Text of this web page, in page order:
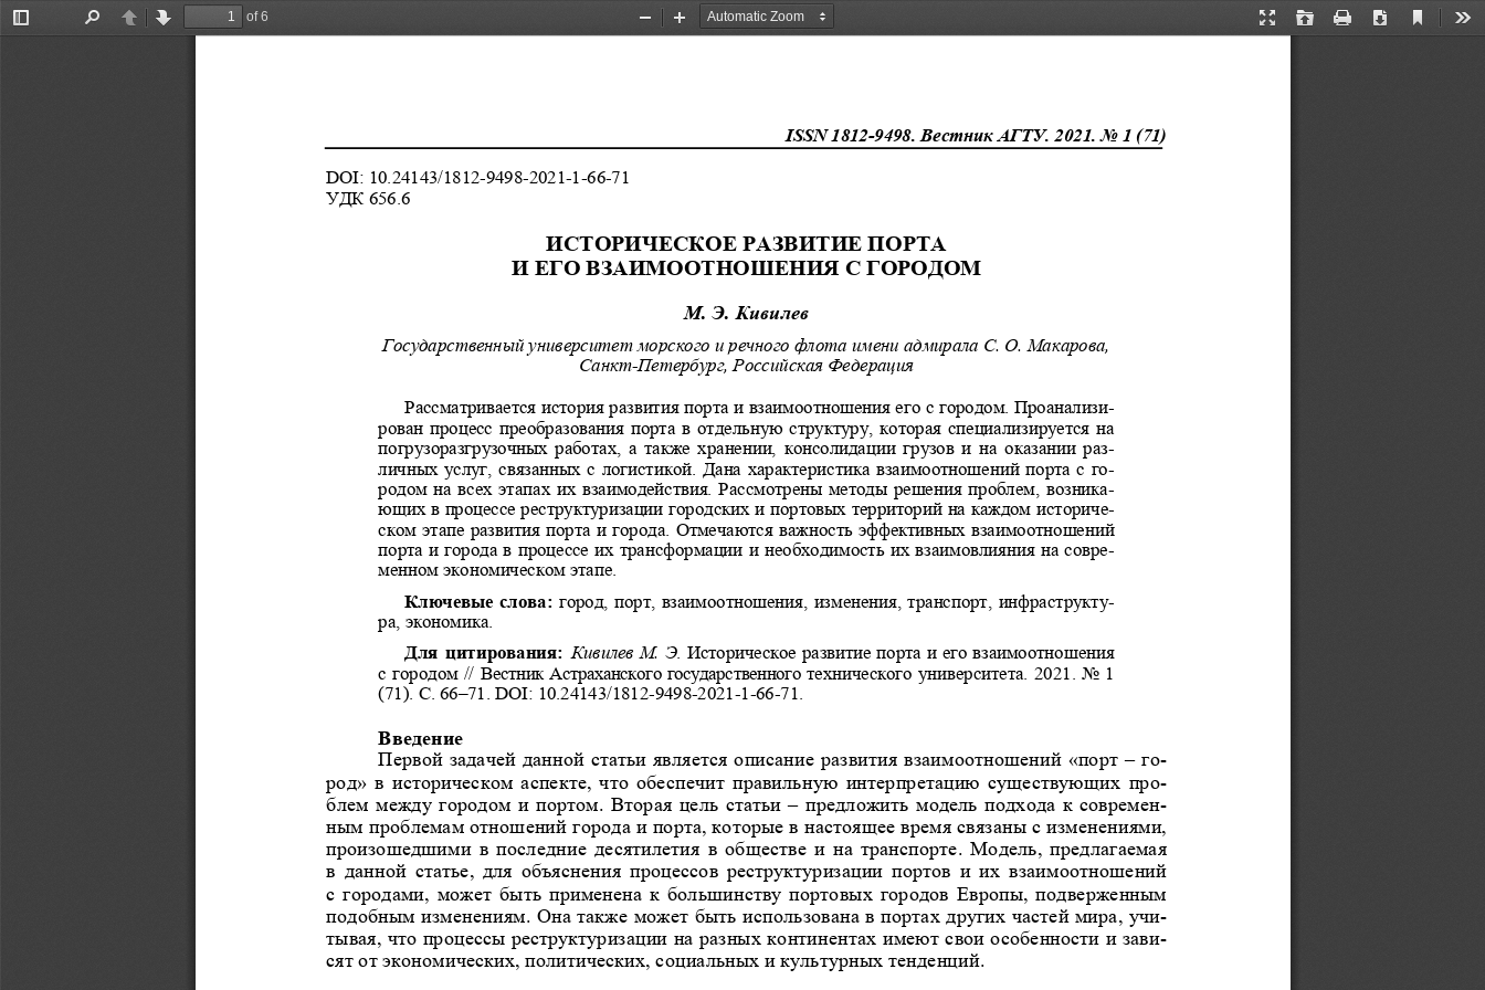
Toggle
PreviousNext
of 6
Presentation
Open Print Download
Current
Zoom
Zoom
ISSN 1812-9498. Вестник АГТУ. 2021. No 1 (71)
DOI: 10.24143/1812-9498-2021-1-66-71
УДК 656.6
ИСТОРИЧЕСКОЕ РАЗВИТИЕ ПОРТА
И ЕГО ВЗАИМООТНОШЕНИЯ С ГОРОДОМ
М. Э. Кивилев
Государственный университет морского и речного флота имени адмирала С. О. Макарова,
Санкт-Петербург, Российская Федерация
Рассматривается история развития порта и взаимоотношения его с городом. Проанализи-
рован процесс преобразования порта в отдельную структуру, которая специализируется на
погрузоразгрузочных  работах,  а  также  хранении,  консолидации  грузов  и  на  оказании  раз-
личных услуг, связанных с логистикой. Дана характеристика взаимоотношений порта с го-
родом на всех этапах их взаимодействия. Рассмотрены методы решения проблем, возника-
ющих в процессе реструктуризации городских и портовых территорий на каждом историче-
ском этапе развития порта и города. Отмечаются важность эффективных взаимоотношений
порта и города в процессе их трансформации и необходимость их взаимовлияния на совре-
менном экономическом этапе.
Ключевые слова:
город, порт, взаимоотношения, изменения, транспорт, инфраструкту-
ра, экономика.
Для
цитирования: Кивилев М. Э
. Историческое развитие порта и его взаимоотношения
с городом // Вестник Астраханского государственного технического университета. 2021. No 1
(71). С. 66–71. DOI: 10.24143/1812-9498-2021-1-66-71.
Введение
Первой задачей данной статьи является описание развития взаимоотношений «порт – го-
род» в историческом аспекте, что обеспечит правильную интерпретацию существующих про-
блем между городом и портом. Вторая цель статьи – предложить модель подхода к современ-
ным проблемам отношений города и порта, которые в настоящее время связаны с изменениями,
произошедшими в последние десятилетия в обществе и на транспорте. Модель, предлагаемая
в  данной  статье,  для  объяснения  процессов  реструктуризации  портов  и  их  взаимоотношений
с городами, может быть применена к большинству портовых городов Европы, подверженным
подобным изменениям. Она также может быть использована в портах других частей мира, учи-
тывая, что процессы реструктуризации на разных континентах имеют свои особенности и зави-
сят от экономических, политических, социальных и культурных тенденций.